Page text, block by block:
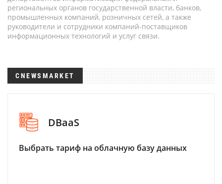
региональных органов государственной власти, банков,
промышленных компаний, розничных сетей, а также
руководители и сотрудники компаний-поставщиков
информационных технологий и услуг связи.
CNEWSMARKET
DBaaS
Выбрать тариф на облачную базу данных